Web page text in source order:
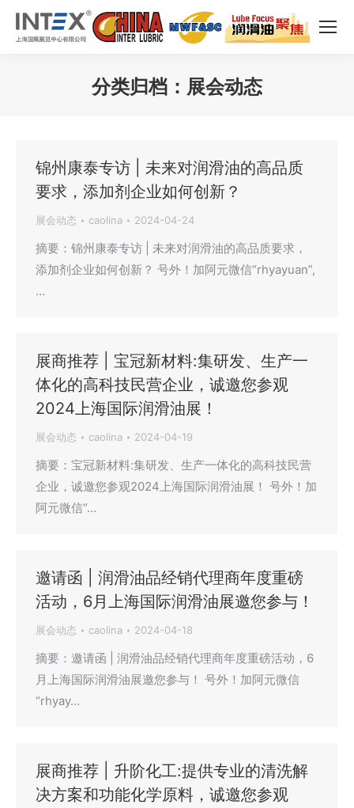
分类归档： 展会动态
锦州康泰专访 | 未来对润滑油的高品质
要求，添加剂企业如何创新？
展会动态 caolina 2024-04-24
摘要：锦州康泰专访 | 未来对润滑油的高品质要求，
添加剂企业如何创新？ 号外！加阿元微信“rhyayuan”,
…
展商推荐 | 宝冠新材料:集研发、生产一
体化的高科技民营企业，诚邀您参观
2024上海国际润滑油展！
展会动态 caolina 2024-04-19
摘要：宝冠新材料:集研发、生产一体化的高科技民营
企业，诚邀您参观2024上海国际润滑油展！ 号外！加
阿元微信“…
邀请函 | 润滑油品经销代理商年度重磅
活动，6月上海国际润滑油展邀您参与！
展会动态 caolina 2024-04-18
摘要：邀请函 | 润滑油品经销代理商年度重磅活动，6
月上海国际润滑油展邀您参与！ 号外！加阿元微信
“rhyay…
展商推荐 | 升阶化工:提供专业的清洗解
决方案和功能化学原料，诚邀您参观